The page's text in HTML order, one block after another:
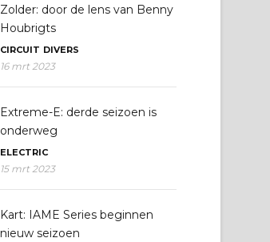
Zolder: door de lens van Benny
Houbrigts
CIRCUIT DIVERS
16 mrt 2023
Extreme-E: derde seizoen is
onderweg
ELECTRIC
15 mrt 2023
Kart: IAME Series beginnen
nieuw seizoen